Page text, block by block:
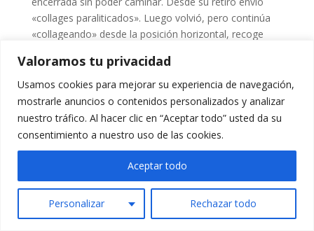
Valoramos tu privacidad
Usamos cookies para mejorar su experiencia de navegación,
mostrarle anuncios o contenidos personalizados y analizar
nuestro tráfico. Al hacer clic en “Aceptar todo” usted da su
consentimiento a nuestro uso de las cookies.
Personalizar Rechazar todo
Aceptar todo
«collages paraliticados». Luego volvió, pero continúa
«collageando» desde la posición horizontal, recoge
ve. Los reparte, los regala, los almacena, los oculta…
Es el comienzo de Re-composición: un juego literario
autobiográfico con […]
Copyright Sociedad Cultural Aladrada © 2024